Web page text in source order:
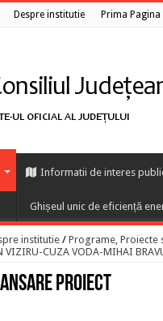
Despre institutie Prima Pagina
Informatii de interes
Ghișeul unic de eficiență
institutie / Programe, Proiecte
VIZIRU-CUZA VODA-MIHAI
proiect